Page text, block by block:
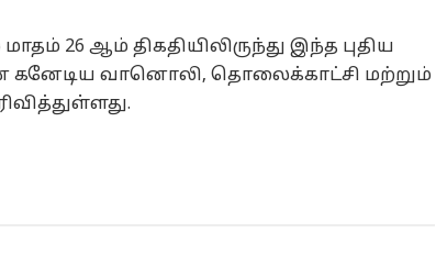
26 ஆம் திகதியிலிருந்து இந்த புதிய
கனேடிய வானொலி, தொலைக்காட்சி மற்றும்